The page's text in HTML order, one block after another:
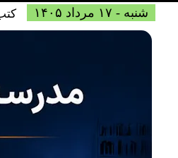
شنبه - ۱۷ مرداد ۱۴۰۵